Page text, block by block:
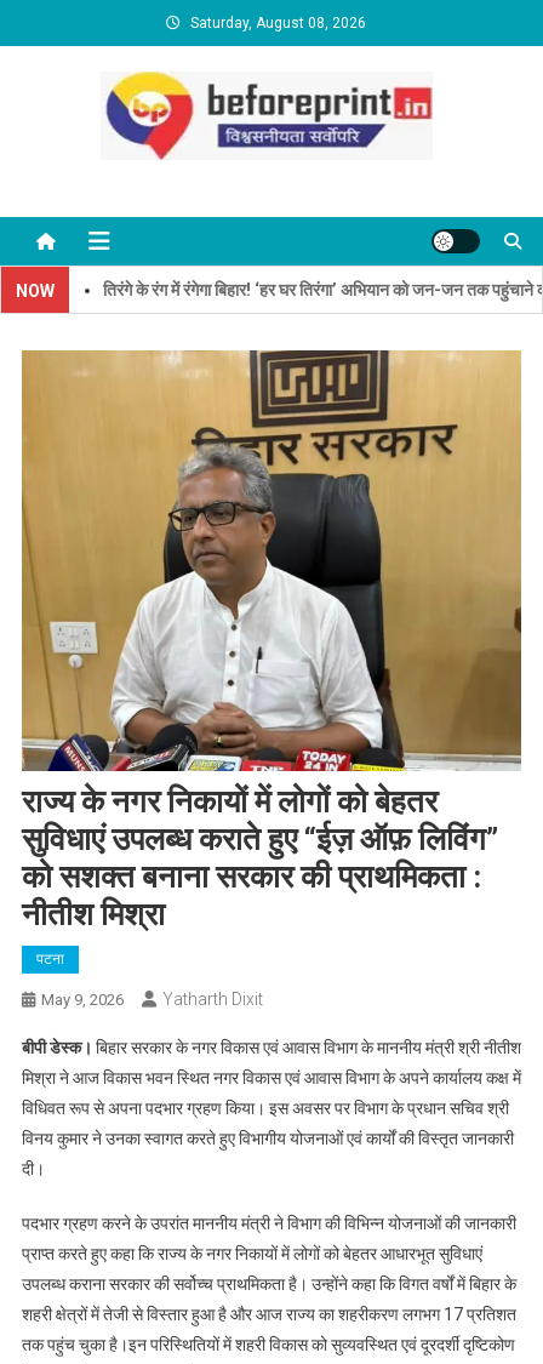
to
Saturday, August 08, 2026
NOW तिरंगे के रंग में रंगेगा बिहार! ‘हर घर तिरंगा’ अभियान को जन-जन तक पहुंचाने की
राज्य के नगर निकायों में लोगों को बेहतर
सुविधाएं उपलब्ध कराते हुए “ईज़ ऑफ़ लिविंग”
को सशक्त बनाना सरकार की प्राथमिकता :
नीतीश मिश्रा
पटना
May 9, 2026 Yatharth Dixit
बीपी डेस्क। बिहार सरकार के नगर विकास एवं आवास विभाग के माननीय मंत्री श्री नीतीश
मिश्रा ने आज विकास भवन स्थित नगर विकास एवं आवास विभाग के अपने कार्यालय कक्ष में
विधिवत रूप से अपना पदभार ग्रहण किया। इस अवसर पर विभाग के प्रधान सचिव श्री
विनय कुमार ने उनका स्वागत करते हुए विभागीय योजनाओं एवं कार्यों की विस्तृत जानकारी
दी।
पदभार ग्रहण करने के उपरांत माननीय मंत्री ने विभाग की विभिन्न योजनाओं की जानकारी
प्राप्त करते हुए कहा कि राज्य के नगर निकायों में लोगों को बेहतर आधारभूत सुविधाएं
उपलब्ध कराना सरकार की सर्वोच्च प्राथमिकता है। उन्होंने कहा कि विगत वर्षों में बिहार के
शहरी क्षेत्रों में तेजी से विस्तार हुआ है और आज राज्य का शहरीकरण लगभग 17 प्रतिशत
तक पहुंच चुका है।इन परिस्थितियों में शहरी विकास को सुव्यवस्थित एवं दूरदर्शी दृष्टिकोण